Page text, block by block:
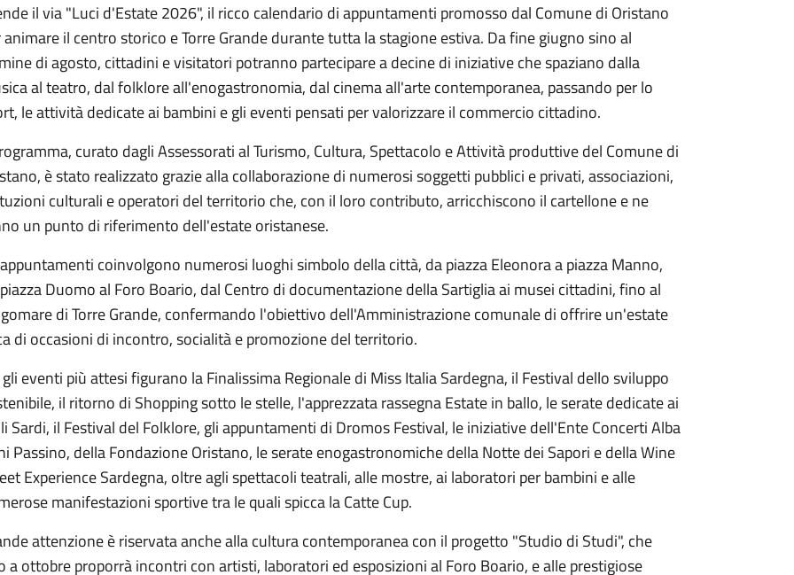
il via "Luci d'Estate 2026", il ricco calendario di appuntamenti promosso dal Comune di Oristano
animare il centro storico e Torre Grande durante tutta la stagione estiva. Da fine giugno sino al
di agosto, cittadini e visitatori potranno partecipare a decine di iniziative che spaziano dalla
al teatro, dal folklore all'enogastronomia, dal cinema all'arte contemporanea, passando per lo
le attività dedicate ai bambini e gli eventi pensati per valorizzare il commercio cittadino.
curato dagli Assessorati al Turismo, Cultura, Spettacolo e Attività produttive del Comune di
è stato realizzato grazie alla collaborazione di numerosi soggetti pubblici e privati, associazioni,
culturali e operatori del territorio che, con il loro contributo, arricchiscono il cartellone e ne
un punto di riferimento dell'estate oristanese.
coinvolgono numerosi luoghi simbolo della città, da piazza Eleonora a piazza Manno,
Duomo al Foro Boario, dal Centro di documentazione della Sartiglia ai musei cittadini, fino al
di Torre Grande, confermando l'obiettivo dell'Amministrazione comunale di offrire un'estate
di occasioni di incontro, socialità e promozione del territorio.
gli eventi più attesi figurano la Finalissima Regionale di Miss Italia Sardegna, il Festival dello sviluppo
il ritorno di Shopping sotto le stelle, l'apprezzata rassegna Estate in ballo, le serate dedicate ai
Sardi, il Festival del Folklore, gli appuntamenti di Dromos Festival, le iniziative dell'Ente Concerti Alba
Passino, della Fondazione Oristano, le serate enogastronomiche della Notte dei Sapori e della Wine
Experience Sardegna, oltre agli spettacoli teatrali, alle mostre, ai laboratori per bambini e alle
manifestazioni sportive tra le quali spicca la Catte Cup.
attenzione è riservata anche alla cultura contemporanea con il progetto "Studio di Studi", che
a ottobre proporrà incontri con artisti, laboratori ed esposizioni al Foro Boario, e alle prestigiose